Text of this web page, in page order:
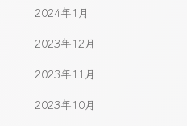
2024年1月
2023年12月
2023年11月
2023年10月